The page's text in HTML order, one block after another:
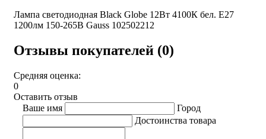
Лампа светодиодная Black Globe 12Вт 4100К бел. E27
1200лм 150-265В Gauss 102502212
Отзывы покупателей (0)
Средняя оценка:
0
Оставить отзыв
Ваше имя
Город
Достоинства товара